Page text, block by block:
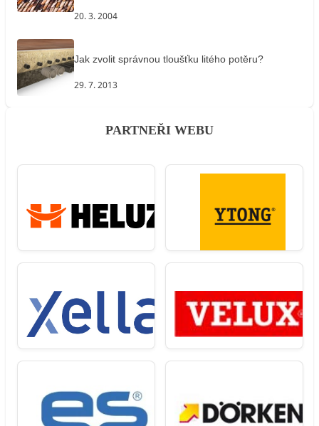
20. 3. 2004
Jak zvolit správnou tloušťku litého potěru?
29. 7. 2013
PARTNEŘI WEBU